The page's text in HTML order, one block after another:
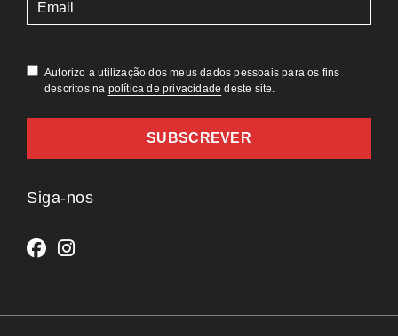
(Obrigatório)
Autorizo a utilização dos meus dados pessoais para os fins
descritos na política de privacidade deste site.
Siga-nos